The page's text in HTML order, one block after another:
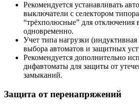
Рекомендуется устанавливать
выключатели с селектором
“трёхполюсные” для отключения
одновременно.
Учет типа нагрузки
выбора автоматов и защитных
Рекомендуется дополнительно
дифавтоматы для защиты от
замыканий.
Защита от перенапряжений